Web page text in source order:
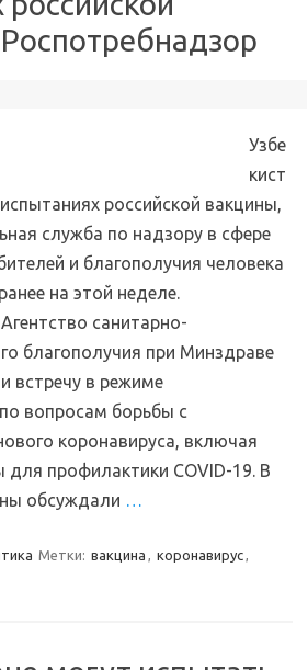
Узбе
кист
российской вакцины,
служба по надзору в сфере
и благополучия человека
на этой неделе.
санитарно-
благополучия при Минздраве
встречу в режиме
вопросам борьбы с
коронавируса, включая
для профилактики COVID-19. В
обсуждали …
Метки: вакцина , коронавирус,